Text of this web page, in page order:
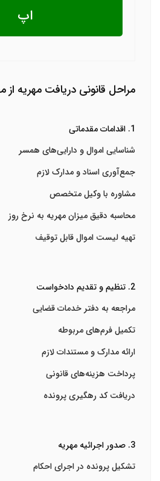
اپ
مراحل قانونی دریافت مهریه
1. اقدامات مقدماتی
شناسایی اموال و دارایی‌های همسر
جمع‌آوری اسناد و مدارک لازم
مشاوره با وکیل متخصص
محاسبه دقیق میزان مهریه به نرخ روز
تهیه لیست اموال قابل توقیف
2. تنظیم و تقدیم دادخواست
مراجعه به دفتر خدمات قضایی
تکمیل فرم‌های مربوطه
ارائه مدارک و مستندات لازم
پرداخت هزینه‌های قانونی
دریافت کد رهگیری پرونده
3. صدور اجرائیه مهریه
تشکیل پرونده در اجرای احکام